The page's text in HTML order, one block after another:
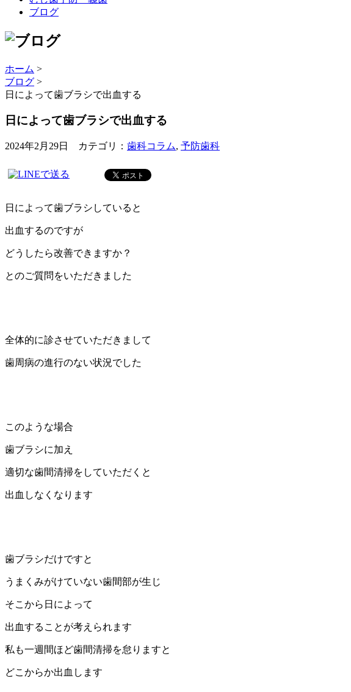
ブログ
ホーム >
ブログ >
日によって歯ブラシで出血する
日によって歯ブラシで出血する
2024年2月29日 カテゴリ： 歯科コラム, 予防歯科
日によって歯ブラシしていると
出血するのですが
どうしたら改善できますか？
とのご質問をいただきました
全体的に診させていただきまして
歯周病の進行のない状況でした
このような場合
歯ブラシに加え
適切な歯間清掃をしていただくと
出血しなくなります
歯ブラシだけですと
うまくみがけていない歯間部が生じ
そこから日によって
出血することが考えられます
私も一週間ほど歯間清掃を怠りますと
どこからか出血します